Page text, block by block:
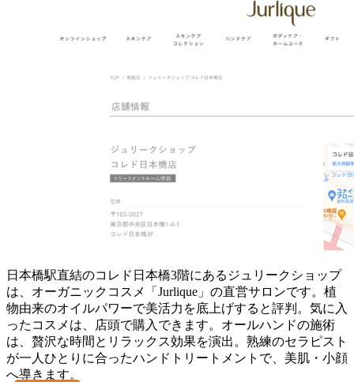
日本橋駅直結のコレド日本橋3階にあるジュリークショップ
は、オーガニックコスメ「Jurlique」の直営サロンです。植
物由来のオイルパワーで美活力を底上げすると評判。気に入
ったコスメは、店頭で購入できます。オールハンドの施術
は、贅沢な時間とリラックス効果を演出。熟練のセラピスト
が一人ひとりに合ったハンドトリートメントで、美肌・小顔
へ導きます。